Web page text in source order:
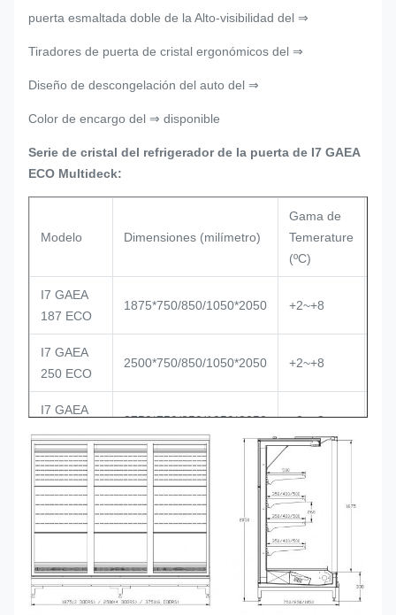
puerta esmaltada doble de la Alto-visibilidad del ⇒
Tiradores de puerta de cristal ergonómicos del ⇒
Diseño de descongelación del auto del ⇒
Color de encargo del ⇒ disponible
Serie de cristal del refrigerador de la puerta de I7 GAEA
ECO Multideck:
Modelo Dimensiones (milímetro)
Gama de
Temerature
(ºC)
I7 GAEA
187 ECO
1875*750/850/1050*2050 +2~+8
I7 GAEA
250 ECO
2500*750/850/1050*2050 +2~+8
I7 GAEA
3750*750/850/1050*2050 +2~+8
EXTREMO
DE I7
GAEA
ECO
40*750/850/1050*2050 Vidrio
Unidad de condensación remota Voluta de